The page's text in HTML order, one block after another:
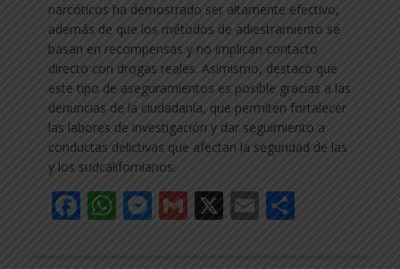
narcóticos ha demostrado ser altamente efectivo,
además de que los métodos de adiestramiento se
basan en recompensas y no implican contacto
directo con drogas reales. Asimismo, destacó que
este tipo de aseguramientos es posible gracias a las
denuncias de la ciudadanía, que permiten fortalecer
las labores de investigación y dar seguimiento a
conductas delictivas que afectan la seguridad de las
y los sudcalifornianos.
F W M G X E C